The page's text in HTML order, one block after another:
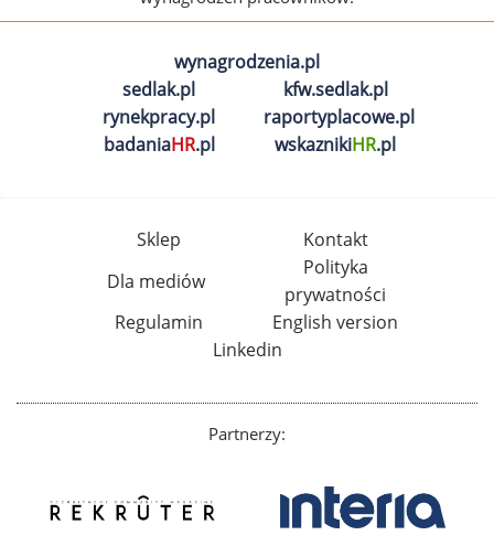
wynagrodzenia.pl
sedlak.pl
kfw.sedlak.pl
rynekpracy.pl
raportyplacowe.pl
badaniaHR.pl wskaznikiHR.pl
Sklep
Kontakt
Dla mediów
Polityka
prywatności
Regulamin
English version
Linkedin
Partnerzy: